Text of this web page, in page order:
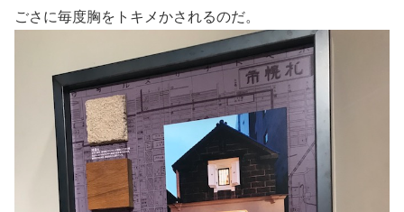
ごさに毎度胸をトキメかされるのだ。